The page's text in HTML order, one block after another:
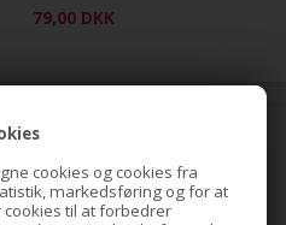
cookies og cookies fra
markedsføring og for at
til at forbedrer
79,00 DKK
EZ Combs elastisk hårkam -